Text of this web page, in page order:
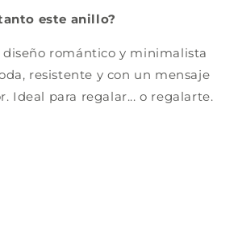
este anillo?
romántico y minimalista
resistente y con un mensaje
Ideal para regalar... o regalarte.